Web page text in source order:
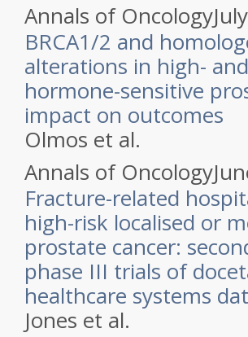
Annals of Oncology
BRCA1/2 and
alterations in high-
hormone-sensitive
impact on outcomes
Olmos et al.
Annals of Oncology
Fracture-related
high-risk localised or
prostate cancer:
phase III trials of
healthcare systems
Jones et al.